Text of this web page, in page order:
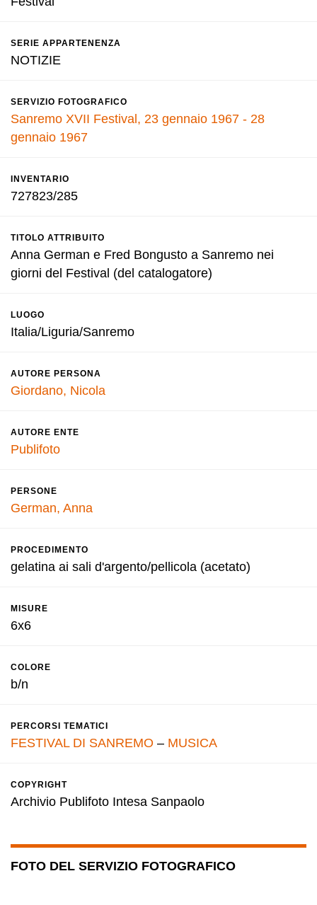
SERIE APPARTENENZA
NOTIZIE
SERVIZIO FOTOGRAFICO
Sanremo XVII Festival, 23 gennaio 1967 - 28
gennaio 1967
INVENTARIO
727823/285
TITOLO ATTRIBUITO
Anna German e Fred Bongusto a Sanremo nei
giorni del Festival (del catalogatore)
LUOGO
Italia/Liguria/Sanremo
AUTORE PERSONA
Giordano, Nicola
AUTORE ENTE
Publifoto
PERSONE
German, Anna
PROCEDIMENTO
gelatina ai sali d'argento/pellicola (acetato)
MISURE
6x6
COLORE
b/n
PERCORSI TEMATICI
FESTIVAL DI SANREMO – MUSICA
COPYRIGHT
Archivio Publifoto Intesa Sanpaolo
FOTO DEL SERVIZIO FOTOGRAFICO